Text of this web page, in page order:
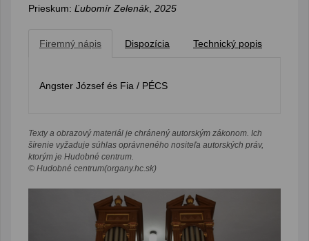
Prieskum: Ľubomír Zelenák 2025
Firemný nápis Dispozícia Technický popis
Angster József és Fia / PÉCS
Texty a obrazový materiál je chránený autorským zákonom. Ich
šírenie vyžaduje súhlas oprávneného nositeľa autorských práv,
ktorým je Hudobné centrum.
© Hudobné centrum(organy.hc.sk)